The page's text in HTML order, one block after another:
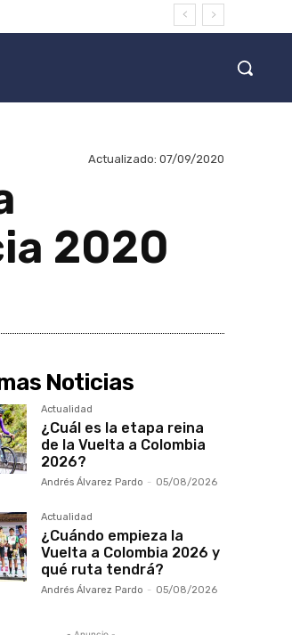
Actualizado: 07/09/2020
2020
Noticias
Actualidad
¿Cuál es la etapa reina
de la Vuelta a Colombia
2026?
Andrés Álvarez Pardo - 05/08/2026
Actualidad
¿Cuándo empieza la
Vuelta a Colombia 2026 y
qué ruta tendrá?
Andrés Álvarez Pardo - 05/08/2026